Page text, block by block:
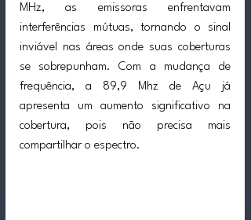
MHz, as emissoras enfrentavam
interferências mútuas, tornando o sinal
inviável nas áreas onde suas coberturas
se sobrepunham. Com a mudança de
frequência, a 89,9 Mhz de Açu já
apresenta um aumento significativo na
cobertura, pois não precisa mais
compartilhar o espectro.